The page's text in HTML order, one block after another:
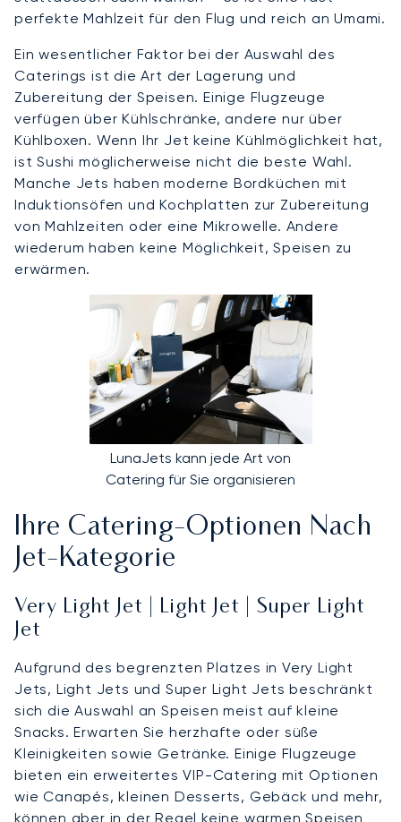
perfekte Mahlzeit für den Flug und reich an Umami.
Ein wesentlicher Faktor bei der Auswahl des
Caterings ist die Art der Lagerung und
Zubereitung der Speisen. Einige Flugzeuge
verfügen über Kühlschränke, andere nur über
Kühlboxen. Wenn Ihr Jet keine Kühlmöglichkeit hat,
ist Sushi möglicherweise nicht die beste Wahl.
Manche Jets haben moderne Bordküchen mit
Induktionsöfen und Kochplatten zur Zubereitung
von Mahlzeiten oder eine Mikrowelle. Andere
wiederum haben keine Möglichkeit, Speisen zu
erwärmen.
LunaJets kann jede Art von
Catering für Sie organisieren
Ihre Catering-Optionen Nach
Jet-Kategorie
Very Light Jet | Light Jet | Super Light
Jet
Aufgrund des begrenzten Platzes in Very Light
Jets, Light Jets und Super Light Jets beschränkt
sich die Auswahl an Speisen meist auf kleine
Snacks. Erwarten Sie herzhafte oder süße
Kleinigkeiten sowie Getränke. Einige Flugzeuge
bieten ein erweitertes VIP-Catering mit Optionen
wie Canapés, kleinen Desserts, Gebäck und mehr,
können aber in der Regel keine warmen Speisen